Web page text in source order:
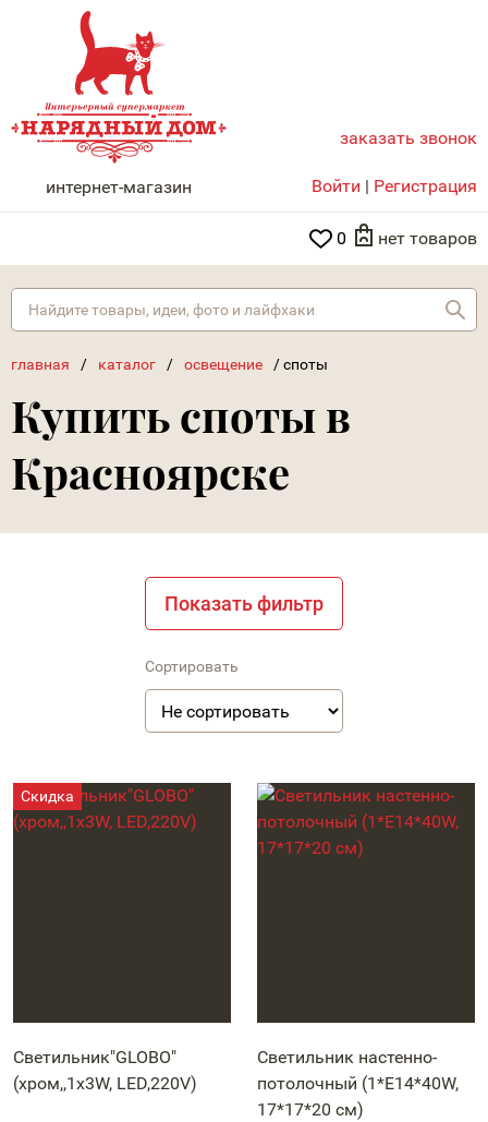
НАРЯДНЫЙ ДОМ
интернет-магазин
заказать звонок
Войти | Регистрация
0 нет товаров
главная / каталог / освещение /споты
Купить споты в
Красноярске
Светильник"GLOBO"
(хром,,1x3W, LED,220V)
Светильник настенно-
потолочный (1*Е14*40W,
17*17*20 см)
Показать фильтр
Сортировать